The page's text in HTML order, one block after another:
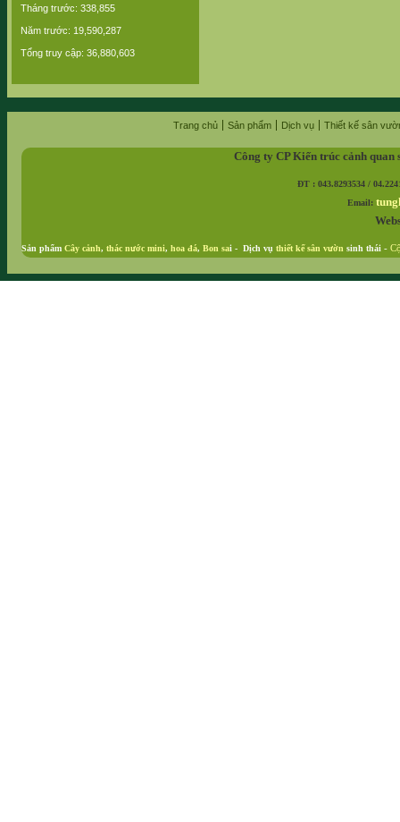
Tháng trước: 338,855
Năm trước: 19,590,287
Tổng truy cập: 36,880,603
Trang chủ Sản phẩm Dịch vụ Thiết kế sân
Công ty CP Kiến trúc cảnh
ĐT : 043.8293534 /
Email:
Sản phẩm Cây cảnh, thác nước mini, hoa đá, Bon sai - Dịch vụ thiết kế sân vườn sinh thái -